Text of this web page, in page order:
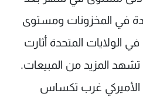
في المخزونات ومستوى
في الولايات المتحدة أثارت
المزيد من المبيعات.
غرب تكساسالإسـتخدام